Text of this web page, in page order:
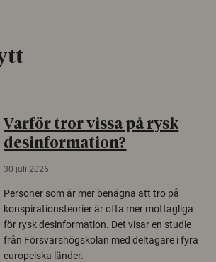
Varför tror vissa på rysk
desinformation?
30 juli 2026
Personer som är mer benägna att tro på
konspirationsteorier är ofta mer mottagliga
för rysk desinformation. Det visar en studie
från Försvarshögskolan med deltagare i fyra
europeiska länder.